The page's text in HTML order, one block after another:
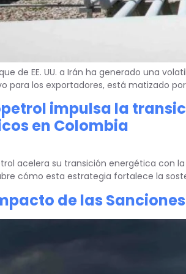
de EE. UU. a Irán ha generado una
para los exportadores, está matizado
impulsa la
en Colombia
acelera su transición energética con
cómo esta estrategia fortalece la
de las